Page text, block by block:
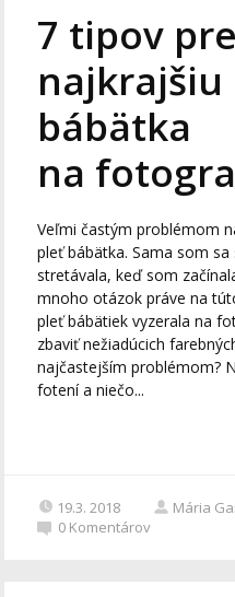
7 tipov
bábätka
na
Veľmi častým problémom
pleť bábätka. Sama som
stretávala, keď som
mnoho otázok práve na
pleť bábätiek vyzerala na
zbaviť nežiadúcich
najčastejším problémom?
fotení a niečo...
19.3. 2018 Mária
0 Komentárov